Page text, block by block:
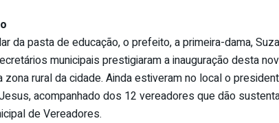
da pasta de educação, o prefeito, a primeira-dama,
municipais prestigiaram a inauguração desta
zona rural da cidade. Ainda estiveram no local o
acompanhado dos 12 vereadores que dão
de Vereadores.